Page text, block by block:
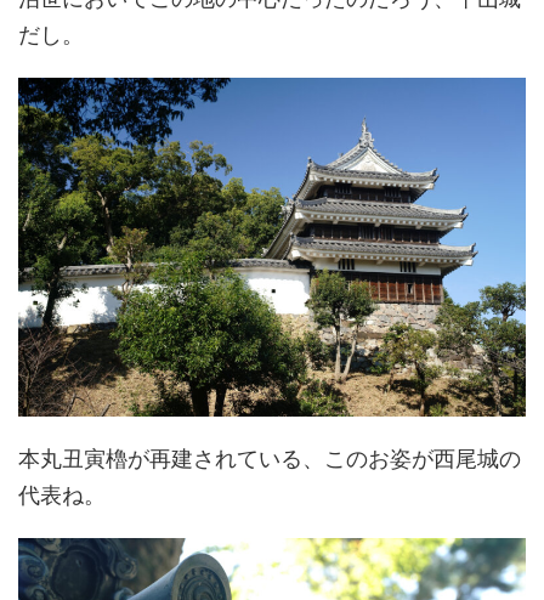
だし。
本丸丑寅櫓が再建されている、このお姿が西尾城の
代表ね。